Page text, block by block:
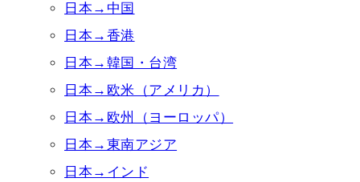
日本→中国
日本→香港
日本→韓国・台湾
日本→欧米（アメリカ）
日本→欧州（ヨーロッパ）
日本→東南アジア
日本→インド